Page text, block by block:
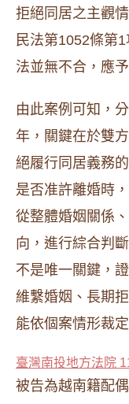
拒絕同居之主觀
民法第1052條第
法並無不合，應
由此案例可知，
年，關鍵在於雙
絕履行同居義務
是否准許離婚時
從整體婚姻關係
向，進行綜合判
不是唯一關鍵，
維繫婚姻、長期
能依個案情形裁
臺灣南投地方法院
被告為越南籍配